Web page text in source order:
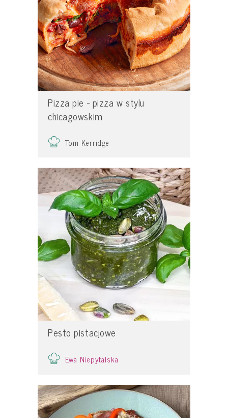
Pizza pie - pizza w stylu
chicagowskim
Tom Kerridge
Pesto pistacjowe
Ewa Niepytalska